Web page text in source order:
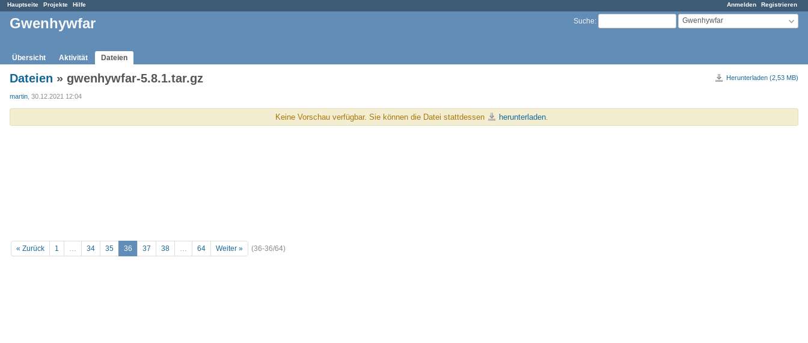
Anmelden Registrieren
Hauptseite Projekte Hilfe
Suche: Gwenhywfar
Gwenhywfar
Übersicht Aktivität Dateien
Herunterladen (2,53 MB)
Dateien » gwenhywfar-5.8.1.tar.gz
martin , 30.12.2021 12:04
Keine Vorschau verfügbar. Sie können die Datei stattdessen herunterladen.
« Zurück 1 … 34 35 36 37 38 … 64 Weiter » (36-36/64)